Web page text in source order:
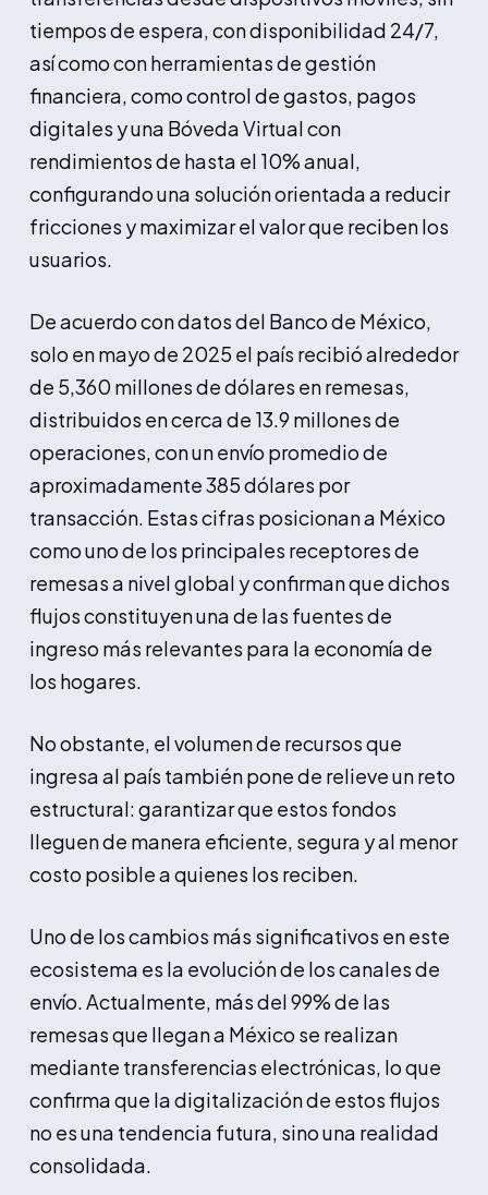
tiempos de espera, con disponibilidad 24/7,
así como con herramientas de gestión
financiera, como control de gastos, pagos
digitales y una Bóveda Virtual con
rendimientos de hasta el 10% anual,
configurando una solución orientada a reducir
fricciones y maximizar el valor que reciben los
usuarios.
De acuerdo con datos del Banco de México,
solo en mayo de 2025 el país recibió alrededor
de 5,360 millones de dólares en remesas,
distribuidos en cerca de 13.9 millones de
operaciones, con un envío promedio de
aproximadamente 385 dólares por
transacción. Estas cifras posicionan a México
como uno de los principales receptores de
remesas a nivel global y confirman que dichos
flujos constituyen una de las fuentes de
ingreso más relevantes para la economía de
los hogares.
No obstante, el volumen de recursos que
ingresa al país también pone de relieve un reto
estructural: garantizar que estos fondos
lleguen de manera eficiente, segura y al menor
costo posible a quienes los reciben.
Uno de los cambios más significativos en este
ecosistema es la evolución de los canales de
envío. Actualmente, más del 99% de las
remesas que llegan a México se realizan
mediante transferencias electrónicas, lo que
confirma que la digitalización de estos flujos
no es una tendencia futura, sino una realidad
consolidada.